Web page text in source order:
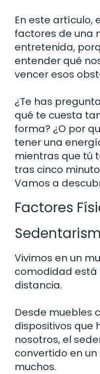
En este artículo,
factores de una
entretenida,
entender qué
vencer esos
¿Te has
qué te cuesta
forma? ¿O por
tener una
mientras que tú
tras cinco
Vamos a
Factores
Vivimos en un
comodidad está
distancia.
Desde muebles
dispositivos que
nosotros, el
convertido en
muchos.